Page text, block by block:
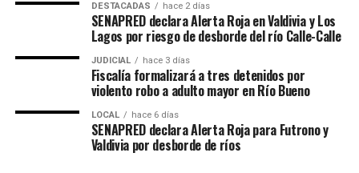
DESTACADAS hace 2 días
SENAPRED declara Alerta Roja en Valdivia y Los
Lagos por riesgo de desborde del río Calle-Calle
JUDICIAL hace 3 días
Fiscalía formalizará a tres detenidos por
violento robo a adulto mayor en Río Bueno
LOCAL hace 6 días
SENAPRED declara Alerta Roja para Futrono y
Valdivia por desborde de ríos